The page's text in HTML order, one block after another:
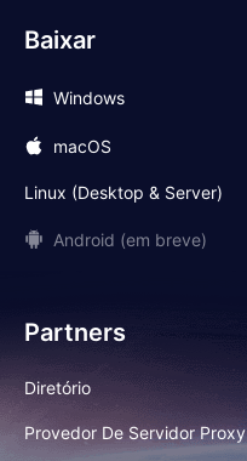
Baixar
Windows
macOS
Linux (Desktop & Server)
Android (em breve)
Partners
Diretório
Provedor De Servidor Proxy